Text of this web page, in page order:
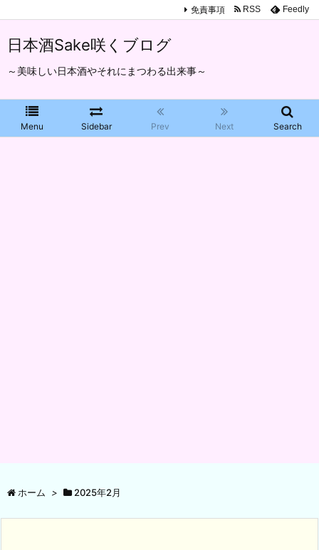
日本酒Sake咲くブログ
～美味しい日本酒やそれにまつわる出来事～
Menu Sidebar Prev Next Search
免責事項 RSS Feedly
ホーム > 2025年2月